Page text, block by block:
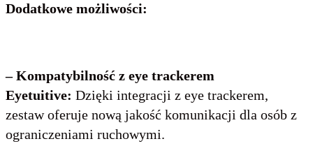
Dodatkowe możliwości:
– Kompatybilność z eye trackerem
Eyetuitive: Dzięki integracji z eye trackerem,
zestaw oferuje nową jakość komunikacji dla osób z
ograniczeniami ruchowymi.